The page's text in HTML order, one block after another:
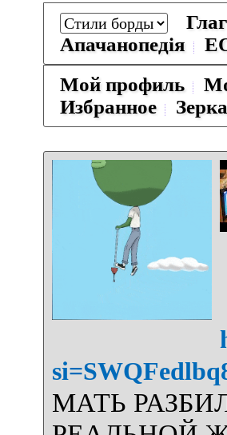
Апачанопедiя
Мой профиль
Избранное
МАТЬ